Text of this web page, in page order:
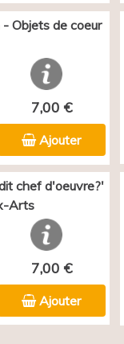
Objets de coeur
7,00 €
Ajouter
chef d'oeuvre?'
Arts
7,00 €
Ajouter